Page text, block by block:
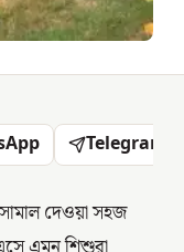
Telegram
দেওয়া সহজ